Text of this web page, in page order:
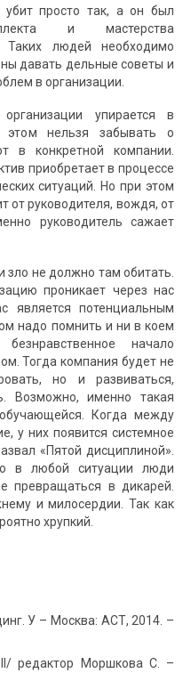
просто так, а он был
и мастерства
Таких людей необходимо
давать дельные советы и
в организации.
упирается в
этом нельзя забывать о
в конкретной компании.
приобретает в процессе
ситуаций. Но при этом
от руководителя, вождя, от
руководитель сажает
зло не должно там обитать.
проникает через нас
является потенциальным
надо помнить и ни в коем
начало
Тогда компания будет не
но и развиваться,
Возможно, именно такая
Когда между
у них появится системное
«Пятой дисциплиной».
в любой ситуации люди
превращаться в дикарей.
и милосердии. Так как
хрупкий.
У – Москва: АСТ, 2014. –
редактор Моршкова С. –